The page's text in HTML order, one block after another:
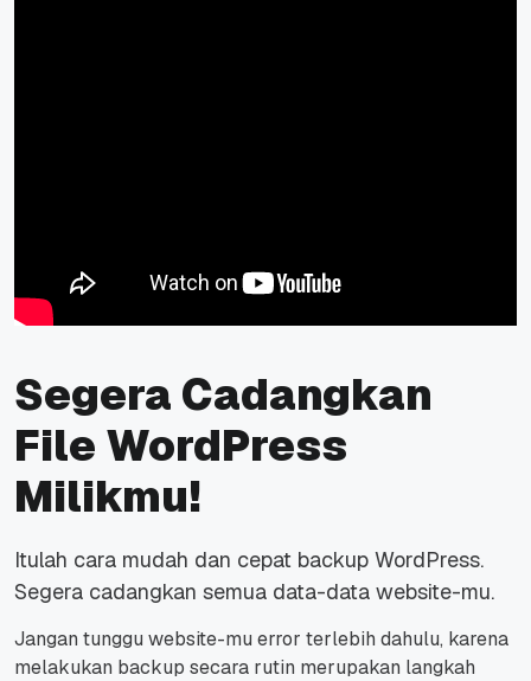
Segera Cadangkan
File WordPress
Milikmu!
Itulah cara mudah dan cepat backup WordPress.
Segera cadangkan semua data-data website-mu.
Jangan tunggu website-mu error terlebih dahulu, karena
melakukan backup secara rutin merupakan langkah